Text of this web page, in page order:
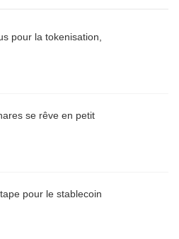
pour la tokenisation,
se rêve en petit
pour le stablecoin